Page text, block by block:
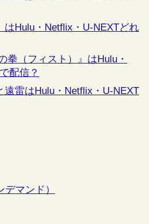
はHulu・Netflix・U-NEXTどれ
拳（フィスト）』はHulu・
配信？
遠雷はHulu・Netflix・U-NEXT
マンド）